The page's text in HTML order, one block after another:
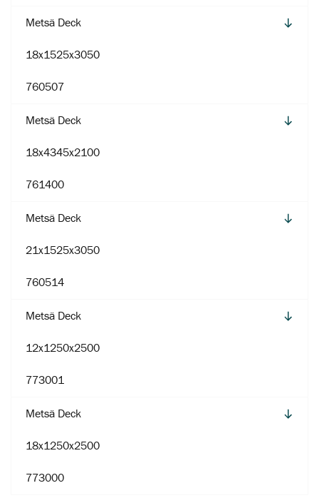
Metsä Deck
18x1525x3050
760507
Metsä Deck
18x4345x2100
761400
Metsä Deck
21x1525x3050
760514
Metsä Deck
12x1250x2500
773001
Metsä Deck
18x1250x2500
773000